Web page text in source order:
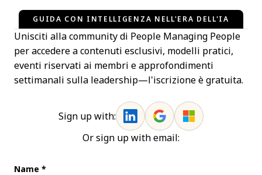
GUIDA CON INTELLIGENZA NELL'ERA DELL'IA
Unisciti alla community di People Managing People
per accedere a contenuti esclusivi, modelli pratici,
eventi riservati ai membri e approfondimenti
settimanali sulla leadership—l'iscrizione è gratuita.
Sign up with:
Or sign up with email:
Name *